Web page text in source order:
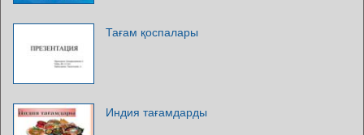
Тағам қоспалары
Индия тағамдарды